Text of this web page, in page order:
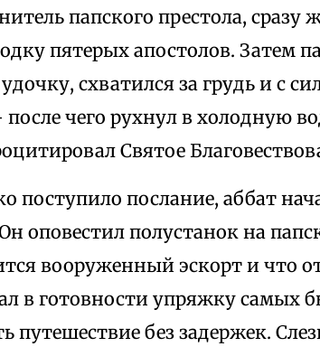
папского престола, сразу
пятерых апостолов. Затем
схватился за грудь и с
чего рухнул в холодную
Святое
поступило послание, аббат
оповестил полустанок на
вооруженный эскорт и что
в готовности упряжку самых
путешествие без задержек.